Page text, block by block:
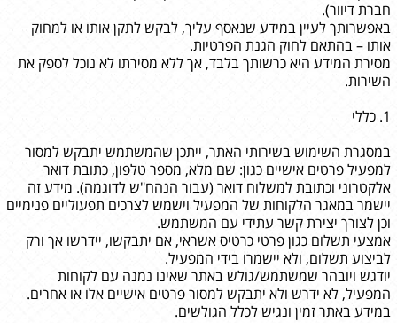
חברת דיוור).
באפשרותך לעיין במידע שנאסף עליך, לבקש לתקן אותו או למחוק
אותו – בהתאם לחוק הגנת הפרטיות.
מסירת המידע היא כרשותך בלבד, אך ללא מסירתו לא נוכל לספק את
השירות.
1. כללי
במסגרת השימוש בשירותי האתר, ייתכן שהמשתמש יתבקש למסור
למפעיל פרטים אישיים כגון: שם מלא, מספר טלפון, כתובת דואר
אלקטרוני וכתובת למשלוח דואר (עבור הנהח"ש לדוגמה). מידע זה
יישמר במאגר הלקוחות של המפעיל וישמש לצרכים תפעוליים פנימיים
וכן לצורך יצירת קשר עתידי עם המשתמש.
אמצעי תשלום כגון פרטי כרטיס אשראי, אם יתבקשו, יידרשו אך ורק
לביצוע תשלום, ולא יישמרו בידי המפעיל.
יודגש ויובהר שמשתמש/גולש באתר שאינו נמנה עם לקוחות
המפעיל, לא ידרש ולא יתבקש למסור פרטים אישיים אלו או אחרים.
במידע באתר זמין ונגיש לכלל הגולשים.